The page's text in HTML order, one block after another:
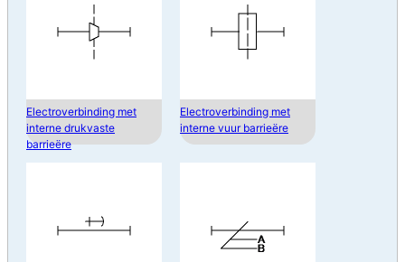
Electroverbinding met
interne drukvaste
barrieëre
Electroverbinding met
interne vuur barrieëre